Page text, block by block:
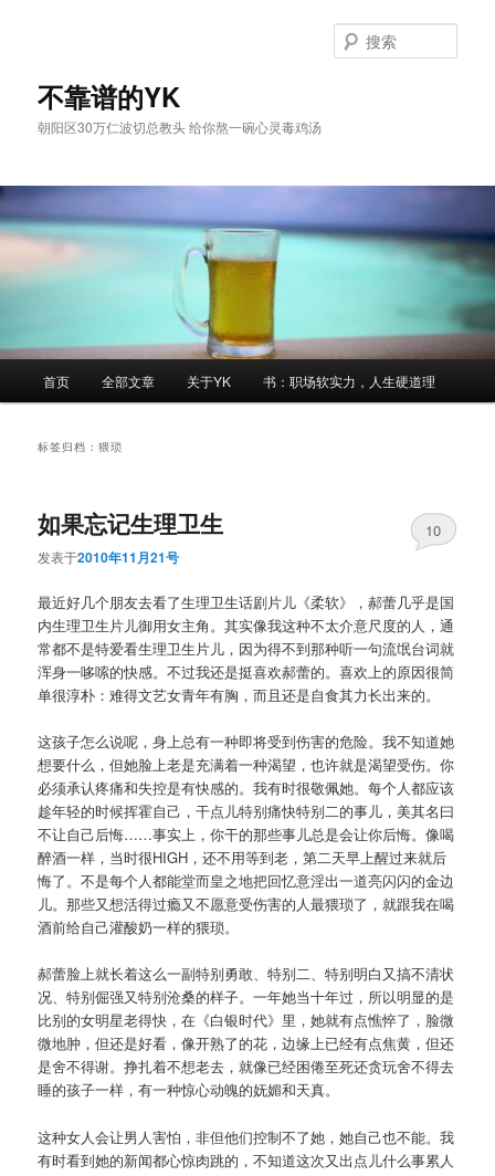
不靠谱的YK
朝阳区30万仁波切总教头 给你熬一碗心灵毒鸡汤
索
首页 全部文章 关于YK 书：职场软实力，人生硬道理
标签归档：猥琐
如果忘记生理卫生
发表于2010年11月21号
10
最近好几个朋友去看了生理卫生话剧片儿《柔软》，郝蕾几乎是国
内生理卫生片儿御用女主角。其实像我这种不太介意尺度的人，通
常都不是特爱看生理卫生片儿，因为得不到那种听一句流氓台词就
浑身一哆嗦的快感。不过我还是挺喜欢郝蕾的。喜欢上的原因很简
单很淳朴：难得文艺女青年有胸，而且还是自食其力长出来的。
这孩子怎么说呢，身上总有一种即将受到伤害的危险。我不知道她
想要什么，但她脸上老是充满着一种渴望，也许就是渴望受伤。你
必须承认疼痛和失控是有快感的。我有时很敬佩她。每个人都应该
趁年轻的时候挥霍自己，干点儿特别痛快特别二的事儿，美其名曰
不让自己后悔……事实上，你干的那些事儿总是会让你后悔。像喝
醉酒一样，当时很HIGH，还不用等到老，第二天早上醒过来就后
悔了。不是每个人都能堂而皇之地把回忆意淫出一道亮闪闪的金边
儿。那些又想活得过瘾又不愿意受伤害的人最猥琐了，就跟我在喝
酒前给自己灌酸奶一样的猥琐。
郝蕾脸上就长着这么一副特别勇敢、特别二、特别明白又搞不清状
况、特别倔强又特别沧桑的样子。一年她当十年过，所以明显的是
比别的女明星老得快，在《白银时代》里，她就有点憔悴了，脸微
微地肿，但还是好看，像开熟了的花，边缘上已经有点焦黄，但还
是舍不得谢。挣扎着不想老去，就像已经困倦至死还贪玩舍不得去
睡的孩子一样，有一种惊心动魄的妩媚和天真。
这种女人会让男人害怕，非但他们控制不了她，她自己也不能。我
有时看到她的新闻都心惊肉跳的，不知道这次又出点儿什么事累人